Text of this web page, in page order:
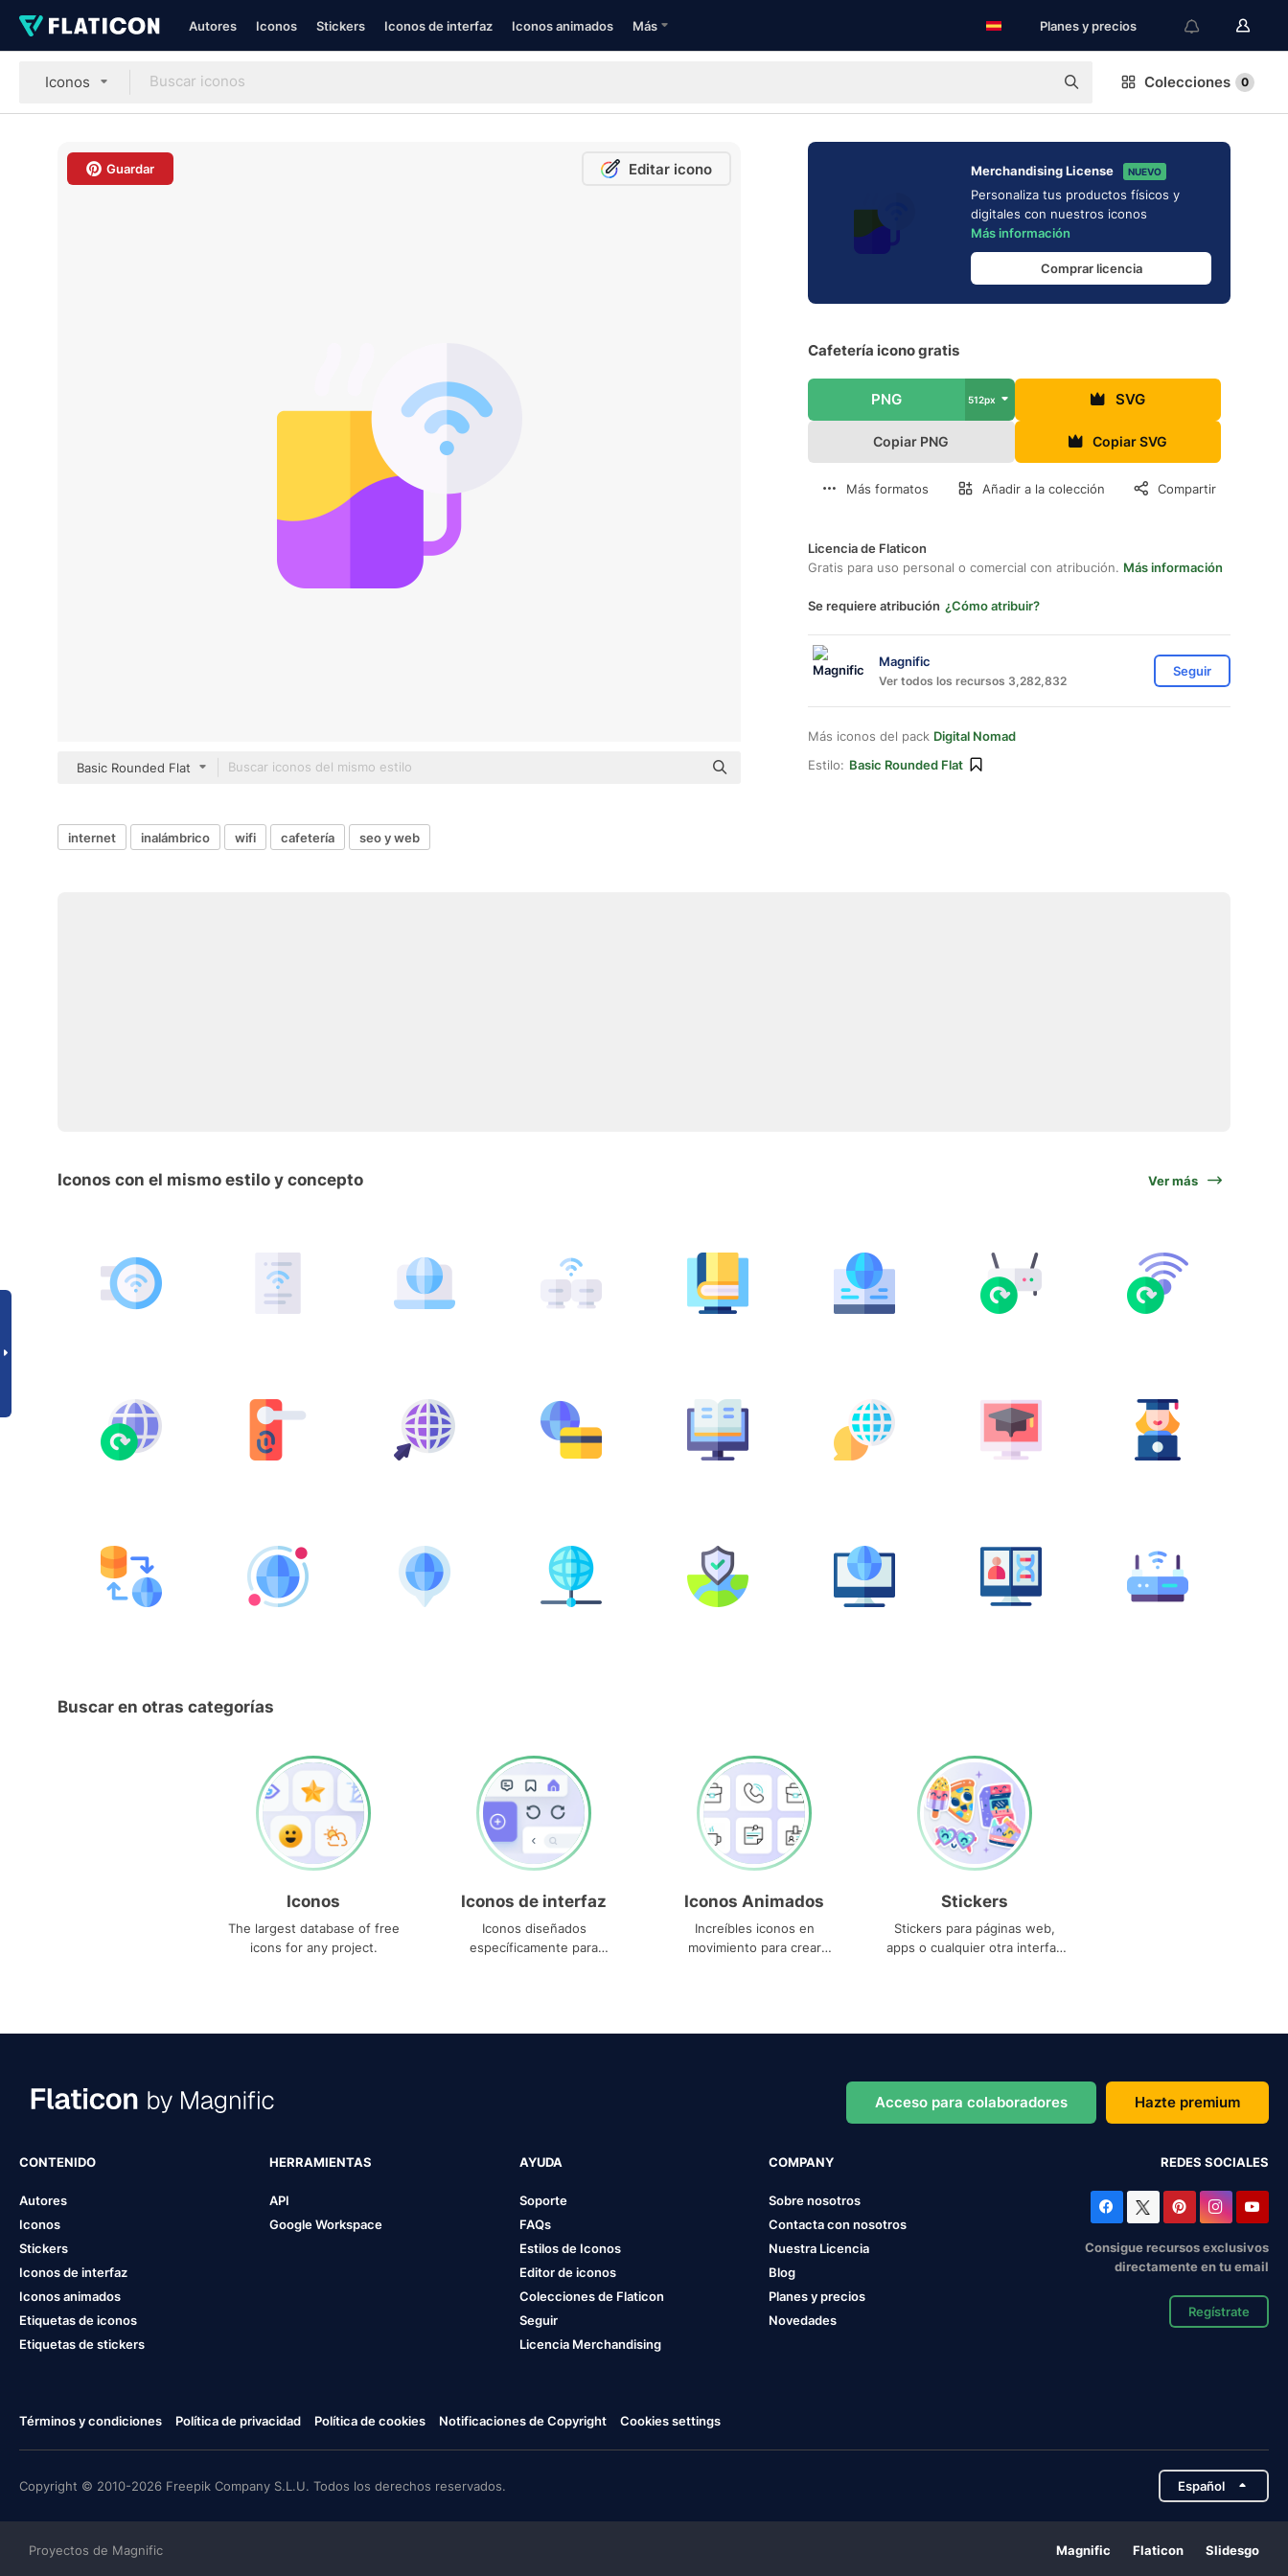
Autores Iconos Stickers Iconos de interfaz Iconos animados Más Planes y precios
Iconos Colecciones 0
Guardar Editar icono
Basic Rounded Flat
Merchandising License NUEVO
Personaliza tus productos físicos y
digitales con nuestros iconos
Más información
Comprar licencia
Cafetería icono gratis
PNG 512px SVG
Copiar PNG Copiar SVG
Más formatos Añadir a la colección Compartir
Licencia de Flaticon
Gratis para uso personal o comercial con atribución. Más información
Se requiere atribución ¿Cómo atribuir?
Magnific
Ver todos los recursos 3,282,832
Seguir
Más iconos del pack Digital Nomad
Estilo: Basic Rounded Flat
internet inalámbrico wifi cafetería seo y web
Iconos con el mismo estilo y concepto Ver más
Buscar en otras categorías
Iconos
The largest database of free
icons for any project.
Iconos de interfaz
Iconos diseñados
específicamente para
Iconos Animados
Increíbles iconos en
movimiento para crear
Stickers
Stickers para páginas web,
apps o cualquier otra interfaz
Acceso para colaboradores Hazte premium
CONTENIDO
Autores
Iconos
Stickers
Iconos de interfaz
Iconos animados
Etiquetas de iconos
Etiquetas de stickers
HERRAMIENTAS
API
Google Workspace
AYUDA
Soporte
FAQs
Estilos de Iconos
Editor de iconos
Colecciones de Flaticon
Seguir
Licencia Merchandising
COMPANY
Sobre nosotros
Contacta con nosotros
Nuestra Licencia
Blog
Planes y precios
Novedades
REDES SOCIALES
Consigue recursos exclusivos
directamente en tu email
Regístrate
Términos y condiciones Política de privacidad Política de cookies Notificaciones de Copyright Cookies settings
Copyright © 2010-2026 Freepik Company S.L.U. Todos los derechos reservados. Español
Proyectos de Magnific Magnific Flaticon Slidesgo